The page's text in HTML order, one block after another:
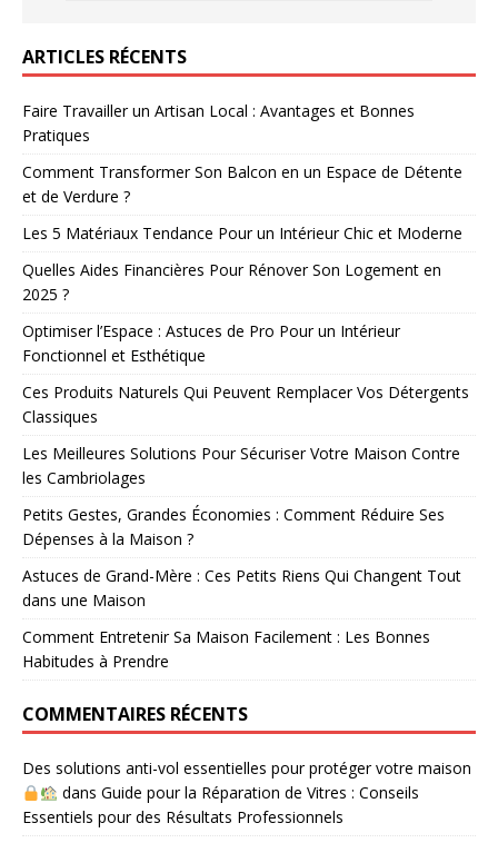
ARTICLES RÉCENTS
Faire Travailler un Artisan Local : Avantages et Bonnes
Pratiques
Comment Transformer Son Balcon en un Espace de Détente
et de Verdure ?
Les 5 Matériaux Tendance Pour un Intérieur Chic et Moderne
Quelles Aides Financières Pour Rénover Son Logement en
2025 ?
Optimiser l’Espace : Astuces de Pro Pour un Intérieur
Fonctionnel et Esthétique
Ces Produits Naturels Qui Peuvent Remplacer Vos Détergents
Classiques
Les Meilleures Solutions Pour Sécuriser Votre Maison Contre
les Cambriolages
Petits Gestes, Grandes Économies : Comment Réduire Ses
Dépenses à la Maison ?
Astuces de Grand-Mère : Ces Petits Riens Qui Changent Tout
dans une Maison
Comment Entretenir Sa Maison Facilement : Les Bonnes
Habitudes à Prendre
COMMENTAIRES RÉCENTS
Des solutions anti-vol essentielles pour protéger votre maison
dans Guide pour la Réparation de Vitres : Conseils
Essentiels pour des Résultats Professionnels